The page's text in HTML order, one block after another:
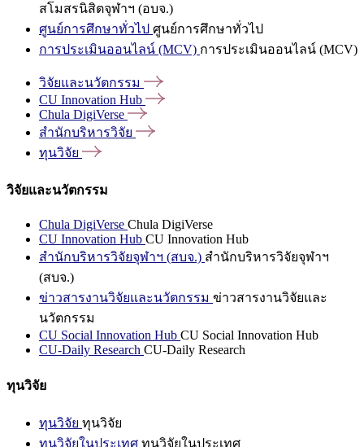
สโมสรนิสิตจุฬาฯ (อบจ.)
ศูนย์การศึกษาทั่วไป ศูนย์การศึกษาทั่วไป
การประเมินออนไลน์ (MCV) การประเมินออนไลน์ (MCV)
วิจัยและนวัตกรรม
CU Innovation Hub
Chula DigiVerse
สำนักบริหารวิจัย
ทุนวิจัย
วิจัยและนวัตกรรม
Chula DigiVerse Chula DigiVerse
CU Innovation Hub CU Innovation Hub
สำนักบริหารวิจัยจุฬาฯ (สบจ.) สำนักบริหารวิจัยจุฬาฯ
(สบจ.)
ข่าวสารงานวิจัยและนวัตกรรม ข่าวสารงานวิจัยและ
นวัตกรรม
CU Social Innovation Hub CU Social Innovation Hub
CU-Daily Research CU-Daily Research
ทุนวิจัย
ทุนวิจัย ทุนวิจัย
ทุนวิจัยในประเทศ ทุนวิจัยในประเทศ